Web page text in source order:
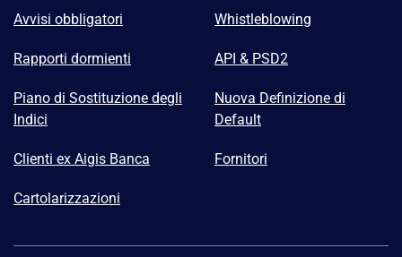
Avvisi obbligatori Whistleblowing
Rapporti dormienti API & PSD2
Piano di Sostituzione degli
Indici
Nuova Definizione di
Default
Clienti ex Aigis Banca Fornitori
Cartolarizzazioni